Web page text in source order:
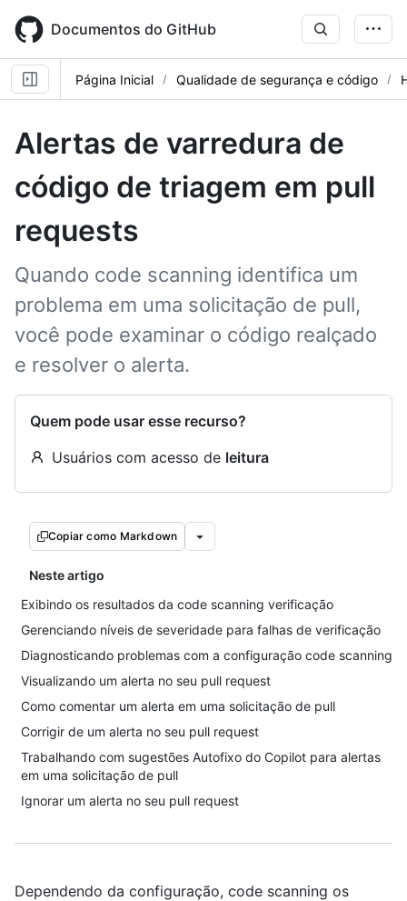
main
content
Documentos do GitHub
Página Inicial Qualidade de segurança e código
Alertas de varredura de
código de triagem em pull
requests
Quando code scanning identifica um
problema em uma solicitação de pull,
você pode examinar o código realçado
e resolver o alerta.
Quem pode usar esse recurso?
Usuários com acesso de leitura
Copiar como Markdown
Neste artigo
Exibindo os resultados da code scanning verificação
Gerenciando níveis de severidade para falhas de verificação
Diagnosticando problemas com a configuração code scanning
Visualizando um alerta no seu pull request
Como comentar um alerta em uma solicitação de pull
Corrigir de um alerta no seu pull request
Trabalhando com sugestões Autofixo do Copilot para alertas
em uma solicitação de pull
Ignorar um alerta no seu pull request
Dependendo da configuração, code scanning os